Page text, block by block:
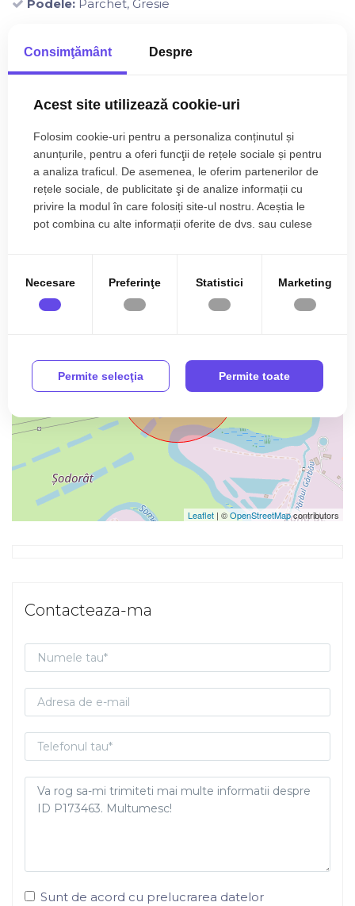
Podele: Parchet, Gresie
Usa intrare:Usa intrare Metal
Dotari
Bucatarie:Bucatarie Mobilata
Mobilat:Partial mobilat
Imobil:Interfon
−
Leaflet | ©OpenStreetMapcontributors
Contacteaza-ma
Sunt de acord cu prelucrarea datelor
Consimţământ Despre
Acest site utilizează cookie-uri
Folosim cookie-uri pentru a personaliza conținutul și
anunțurile, pentru a oferi funcţii de rețele sociale și pentru
a analiza traficul. De asemenea, le oferim partenerilor de
rețele sociale, de publicitate şi de analize informații cu
privire la modul în care folosiți site-ul nostru. Aceștia le
pot combina cu alte informații oferite de dvs. sau culese
Necesare Preferinţe Statistici Marketing
Permite selecţia Permite toate